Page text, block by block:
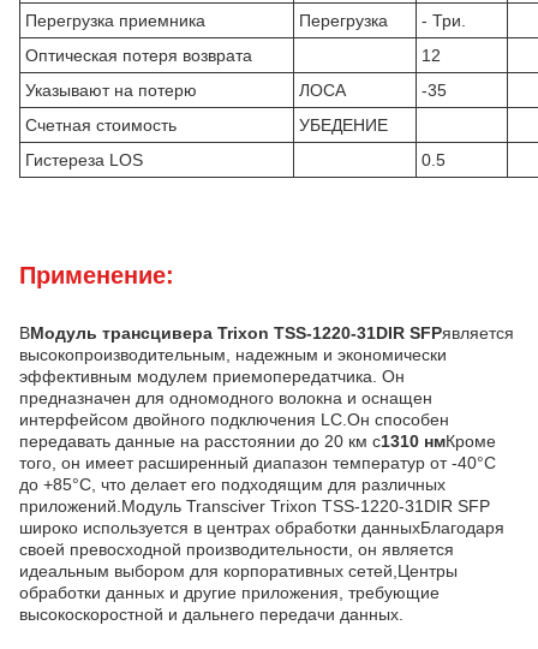
Перегрузка приемника Перегрузка
- Три.
Оптическая потеря возврата
12
Указывают на потерю
ЛОСА
-35
Счетная стоимость
УБЕДЕНИЕ
Гистереза LOS
0.5
Применение:
ВМодуль трансцивера Trixon TSS-1220-31DIR SFPявляется
высокопроизводительным, надежным и экономически
эффективным модулем приемопередатчика. Он
предназначен для одномодного волокна и оснащен
интерфейсом двойного подключения LC.Он способен
передавать данные на расстоянии до 20 км с1310 нмКроме
того, он имеет расширенный диапазон температур от -40°C
до +85°C, что делает его подходящим для различных
приложений.Модуль Transciver Trixon TSS-1220-31DIR SFP
широко используется в центрах обработки данныхБлагодаря
своей превосходной производительности, он является
идеальным выбором для корпоративных сетей,Центры
обработки данных и другие приложения, требующие
высокоскоростной и дальнего передачи данных.